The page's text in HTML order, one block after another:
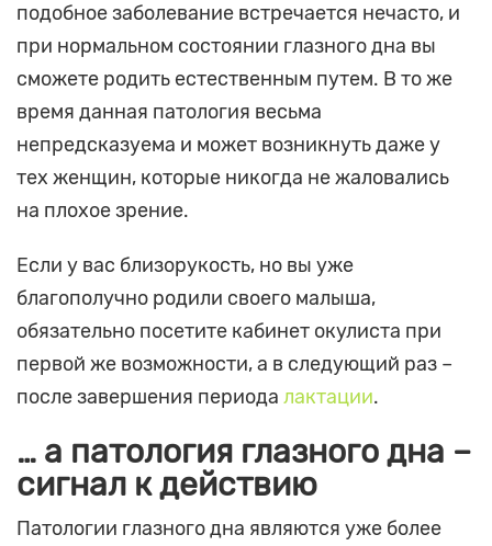
подобное заболевание встречается нечасто, и
при нормальном состоянии глазного дна вы
сможете родить естественным путем. В то же
время данная патология весьма
непредсказуема и может возникнуть даже у
тех женщин, которые никогда не жаловались
на плохое зрение.
Если у вас близорукость, но вы уже
благополучно родили своего малыша,
обязательно посетите кабинет окулиста при
первой же возможности, а в следующий раз –
после завершения периода лактации.
… а патология глазного дна –
сигнал к действию
Патологии глазного дна являются уже более